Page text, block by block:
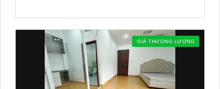
GIÁ THƯƠNG LƯỢNG